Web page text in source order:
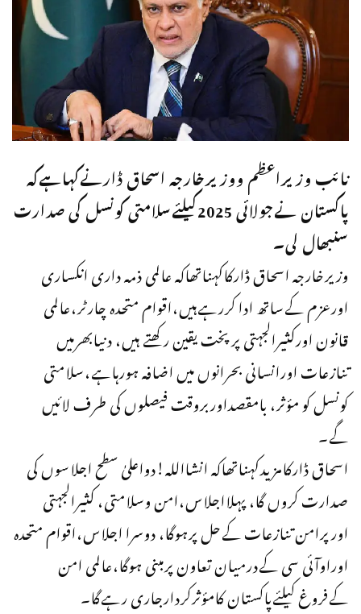
نائب وزیراعظم ووزیرخارجہ اسحاق ڈارنےکہاہےکہ
پاکستان نےجولائی 2025کیلئےسلامتی کونسل کی صدارت
سنبھال لی۔
وزیرخارجہ اسحاق ڈارکاکہناتھاکہ عالمی ذمہ داری انکساری
اورعزم کےساتھ ادا کررہےہیں،اقوام متحدہ چارٹر،عالمی
قانون اورکثیرالجہتی پرپخت یقین رکھتے ہیں، دنیابھرمیں
تنازعات اورانسانی بحرانوں میں اضافہ ہورہاہے،سلامتی
کونسل کو مؤثر، بامقصداوربروقت فیصلوں کی طرف لائیں
گے۔
اسحاق ڈارکامزیدکہناتھاکہ انشااللہ!دواعلیٰ سطح اجلاسوں کی
صدارت کروں گا، پہلااجلاس،امن وسلامتی، کثیرالجہتی
اورپرامن تنازعات کےحل پرہوگا، دوسرا اجلاس،اقوام متحدہ
اوراوآئی سی کےدرمیان تعاون پرمبنی ہوگا،عالمی امن
کےفروغ کیلئےپاکستان کامؤثرکردارجاری رہےگا۔